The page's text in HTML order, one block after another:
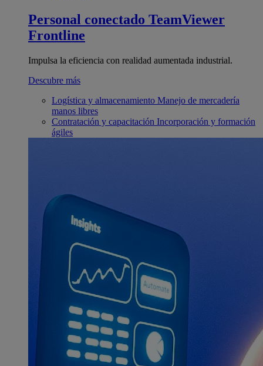
Personal conectado TeamViewer
Frontline
Impulsa la eficiencia con realidad aumentada industrial.
Descubre más
Logística y almacenamiento Manejo de mercadería
manos libres
Contratación y capacitación Incorporación y formación
ágiles